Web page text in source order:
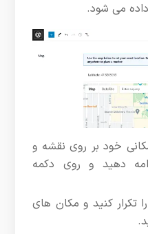
می شود.
خود بر روی نقشه و
دهید و روی دکمه
تکرار کنید و مکان های